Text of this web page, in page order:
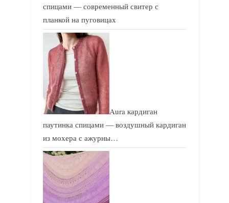
спицами — современный свитер с
планкой на пуговицах
Aura кардиган
паутинка спицами — воздушный кардиган
из мохера с ажурны…